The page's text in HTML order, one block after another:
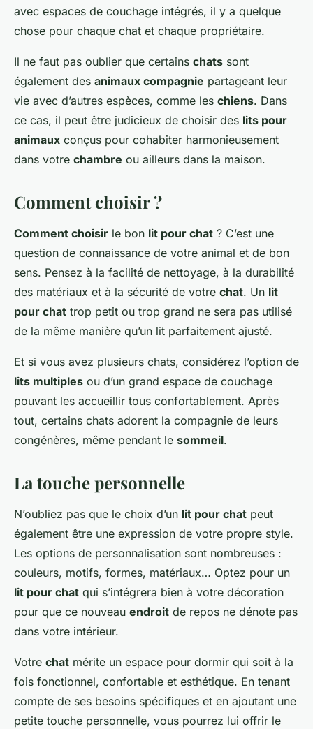
avec espaces de couchage intégrés, il y a quelque
chose pour chaque chat et chaque propriétaire.
Il ne faut pas oublier que certains chats sont
également des animaux compagnie partageant leur
vie avec d’autres espèces, comme les chiens. Dans
ce cas, il peut être judicieux de choisir des lits pour
animaux conçus pour cohabiter harmonieusement
dans votre chambre ou ailleurs dans la maison.
Comment choisir ?
Comment choisir le bon lit pour chat ? C’est une
question de connaissance de votre animal et de bon
sens. Pensez à la facilité de nettoyage, à la durabilité
des matériaux et à la sécurité de votre chat. Un lit
pour chat trop petit ou trop grand ne sera pas utilisé
de la même manière qu’un lit parfaitement ajusté.
Et si vous avez plusieurs chats, considérez l’option de
lits multiples ou d’un grand espace de couchage
pouvant les accueillir tous confortablement. Après
tout, certains chats adorent la compagnie de leurs
congénères, même pendant le sommeil.
La touche personnelle
N’oubliez pas que le choix d’un lit pour chat peut
également être une expression de votre propre style.
Les options de personnalisation sont nombreuses :
couleurs, motifs, formes, matériaux… Optez pour un
lit pour chat qui s’intégrera bien à votre décoration
pour que ce nouveau endroit de repos ne dénote pas
dans votre intérieur.
Votre chat mérite un espace pour dormir qui soit à la
fois fonctionnel, confortable et esthétique. En tenant
compte de ses besoins spécifiques et en ajoutant une
petite touche personnelle, vous pourrez lui offrir le